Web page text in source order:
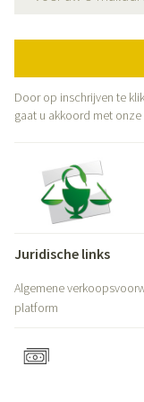
Door op inschrijven te
gaat u akkoord met onze
Juridische links
Algemene
platform